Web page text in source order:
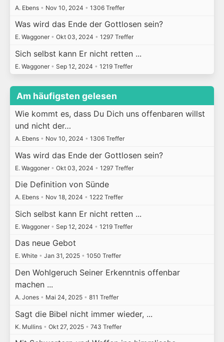
A. Ebens • Nov 10, 2024 • 1306 Treffer
Was wird das Ende der Gottlosen sein?
E. Waggoner • Okt 03, 2024 • 1297 Treffer
Sich selbst kann Er nicht retten ...
E. Waggoner • Sep 12, 2024 • 1219 Treffer
Am häufigsten gelesen
Wie kommt es, dass Du Dich uns offenbaren willst
und nicht der…
A. Ebens • Nov 10, 2024 • 1306 Treffer
Was wird das Ende der Gottlosen sein?
E. Waggoner • Okt 03, 2024 • 1297 Treffer
Die Definition von Sünde
A. Ebens • Nov 18, 2024 • 1222 Treffer
Sich selbst kann Er nicht retten ...
E. Waggoner • Sep 12, 2024 • 1219 Treffer
Das neue Gebot
E. White • Jan 31, 2025 • 1050 Treffer
Den Wohlgeruch Seiner Erkenntnis offenbar
machen ...
A. Jones • Mai 24, 2025 • 811 Treffer
Sagt die Bibel nicht immer wieder, ...
K. Mullins • Okt 27, 2025 • 743 Treffer